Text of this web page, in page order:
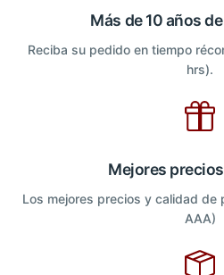
Más de 10 años
Reciba su pedido en tiempo
hrs).
Mejores
Los mejores precios y calidad de
AAA)